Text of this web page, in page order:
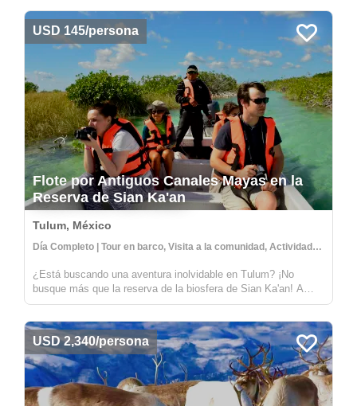
tour ofrece una experiencia única...
USD 145/persona
Flote por Antiguos Canales Mayas en la
Reserva de Sian Ka'an
Tulum, México
Día Completo | Tour en barco, Visita a la comunidad, Actividades culturales
¿Está buscando una aventura inolvidable en Tulum? ¡No
busque más que la reserva de la biosfera de Sian Ka'an! A
solo una corta distancia de Tulum, esta reserva ofrece la
las refrescantes ...
USD 2,340/persona